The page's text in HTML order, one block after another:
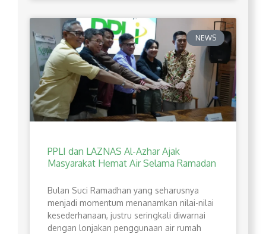
NEWS
PPLI dan LAZNAS Al-Azhar Ajak
Masyarakat Hemat Air Selama Ramadan
Bulan Suci Ramadhan yang seharusnya
menjadi momentum menanamkan nilai-nilai
kesederhanaan, justru seringkali diwarnai
dengan lonjakan penggunaan air rumah